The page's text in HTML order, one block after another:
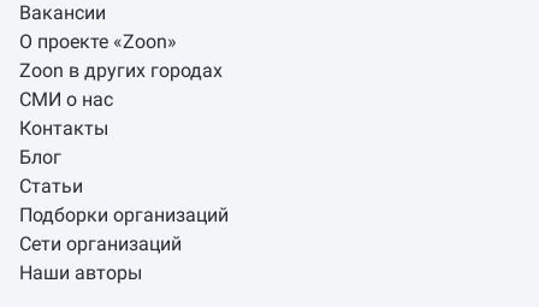
Вакансии
О проекте «Zoon»
Zoon в других городах
СМИ о нас
Контакты
Блог
Статьи
Подборки организаций
Сети организаций
Наши авторы